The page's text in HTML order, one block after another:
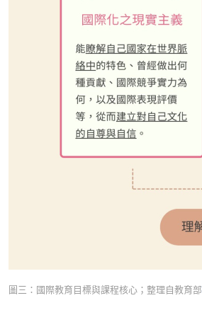
圖三：國際教育目標與課程核心；整理自教育部